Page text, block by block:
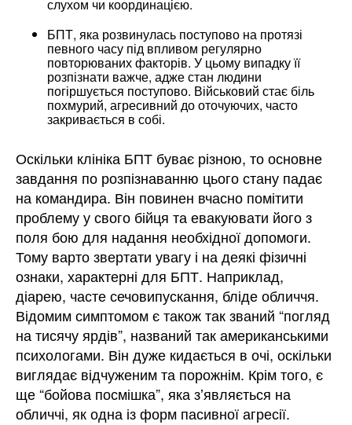
слухом чи координацією.
БПТ, яка розвинулась поступово на протязі
певного часу під впливом регулярно
повторюваних факторів. У цьому випадку її
розпізнати важче, адже стан людини
погіршується поступово. Військовий стає біль
похмурий, агресивний до оточуючих, часто
закривається в собі.
Оскільки клініка БПТ буває різною, то основне
завдання по розпізнаванню цього стану падає
на командира. Він повинен вчасно помітити
проблему у свого бійця та евакуювати його з
поля бою для надання необхідної допомоги.
Тому варто звертати увагу і на деякі фізичні
ознаки, характерні для БПТ. Наприклад,
діарею, часте сечовипускання, бліде обличчя.
Відомим симптомом є також так званий “погляд
на тисячу ярдів”, названий так американськими
психологами. Він дуже кидається в очі, оскільки
виглядає відчуженим та порожнім. Крім того, є
ще “бойова посмішка”, яка зʼявляється на
обличчі, як одна із форм пасивної агресії.